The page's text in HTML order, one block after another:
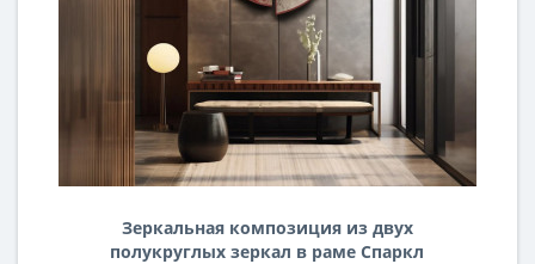
Зеркальная композиция из двух
полукруглых зеркал в раме Спаркл